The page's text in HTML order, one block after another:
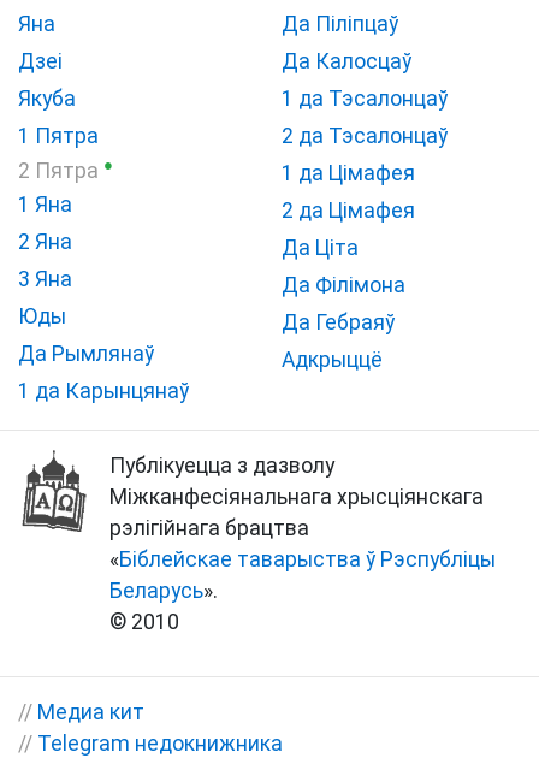
Яна
Дзеі
Якуба
1 Пятра
2 Пятра ●
1 Яна
2 Яна
3 Яна
Юды
Да Рымлянаў
1 да Карынцянаў
Да Піліпцаў
Да Калосцаў
1 да Тэсалонцаў
2 да Тэсалонцаў
1 да Цімафея
2 да Цімафея
Да Ціта
Да Філімона
Да Гебраяў
Адкрыццё
Публікуецца з дазволу
Міжканфесіянальнага хрысціянскага
рэлігійнага брацтва
«Біблейскае таварыства ў Рэспубліцы
Беларусь».
© 2010
// Медиа кит
// Telegram недокнижника